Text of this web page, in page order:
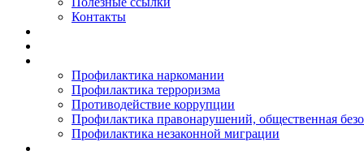
Контакты
Профилактика наркомании
Профилактика терроризма
Противодействие коррупции
Профилактика правонарушений, общественная
Профилактика незаконной миграции